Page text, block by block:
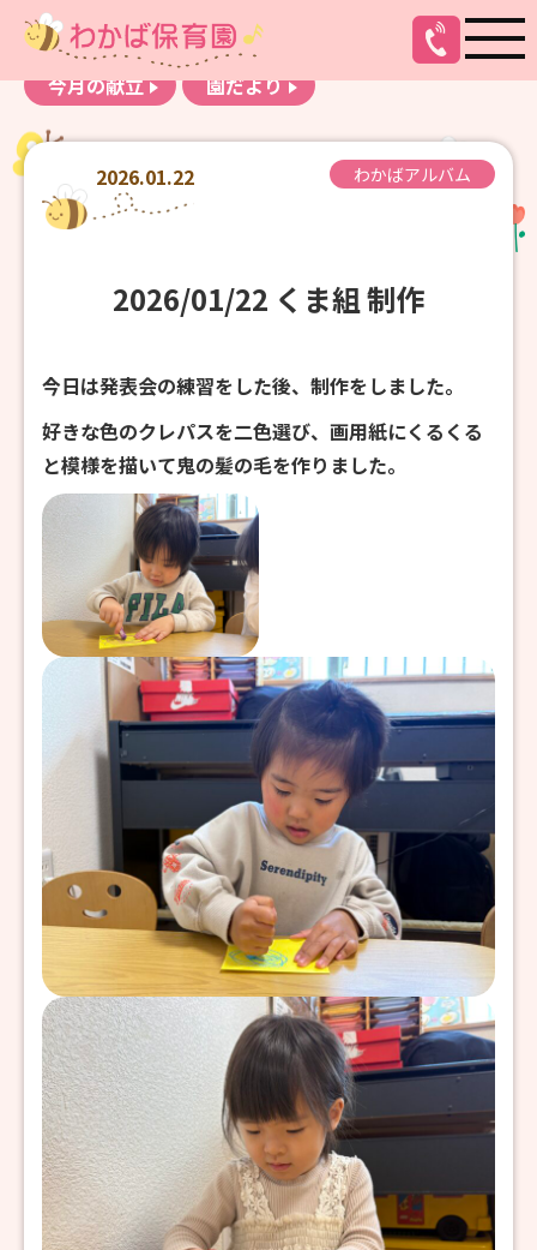
お知らせ
わかばアルバム
今月の献立
園だより
2026.01.22 わかばアルバム
2026/01/22 くま組 制作
今日は発表会の練習をした後、制作をしました。
好きな色のクレパスを二色選び、画用紙にくるくる
と模様を描いて鬼の髪の毛を作りました。